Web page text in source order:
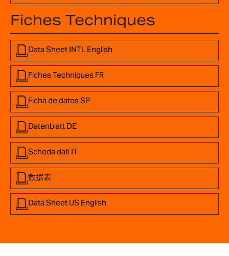
Fiches Techniques
Data Sheet INTL English
Fiches Techniques FR
Ficha de datos SP
Datenblatt DE
Scheda dati IT
数据表
Data Sheet US English